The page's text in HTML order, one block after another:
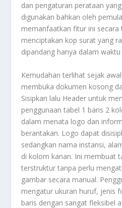
dan pengaturan perataan
digunakan bahkan oleh
memanfaatkan fitur ini secara
menciptakan kop surat yang
dipandang hanya dalam waktu
Kemudahan terlihat sejak
membuka dokumen kosong
Sisipkan lalu Header untuk
penggunaan tabel 1 baris 2
dalam menata logo dan
berantakan. Logo dapat
sedangkan nama instansi,
di kolom kanan. Ini membuat
terstruktur tanpa perlu
gambar secara manual.
mengatur ukuran huruf, jenis
baris dengan sangat fleksibel